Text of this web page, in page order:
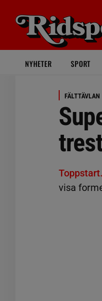
NYHETER SPORT
FÄLTTÄVLAN
Toppstart.
visa